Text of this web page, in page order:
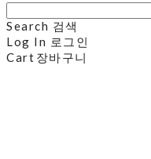
Search 검색
Log In 로그인
Cart 장바구니